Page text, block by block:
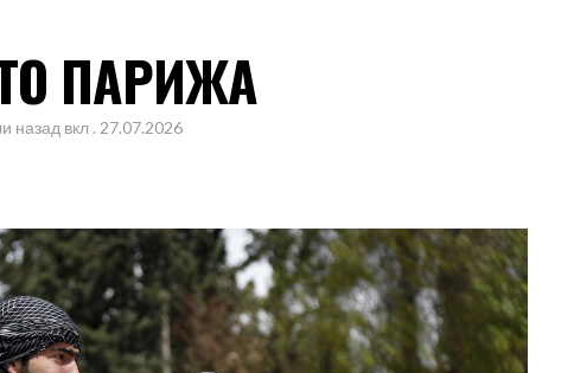
ПАРИЖА
назад вкл . 27.07.2026